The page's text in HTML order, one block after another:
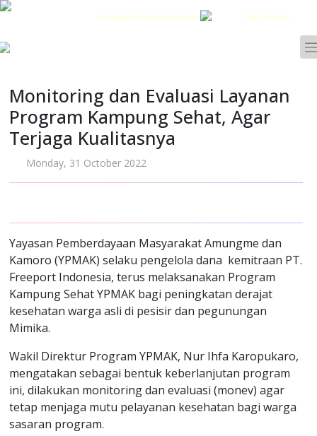
Pengelola Dana Kemitraan Pilih Bahasa :
Monitoring dan Evaluasi Layanan
Program Kampung Sehat, Agar
Terjaga Kualitasnya
Monday, 31 October 2022
Yayasan Pemberdayaan Masyarakat Amungme dan
Kamoro (YPMAK) selaku pengelola dana kemitraan PT.
Freeport Indonesia, terus melaksanakan Program
Kampung Sehat YPMAK bagi peningkatan derajat
kesehatan warga asli di pesisir dan pegunungan
Mimika.
Wakil Direktur Program YPMAK, Nur Ihfa Karopukaro,
mengatakan sebagai bentuk keberlanjutan program
ini, dilakukan monitoring dan evaluasi (monev) agar
tetap menjaga mutu pelayanan kesehatan bagi warga
sasaran program.